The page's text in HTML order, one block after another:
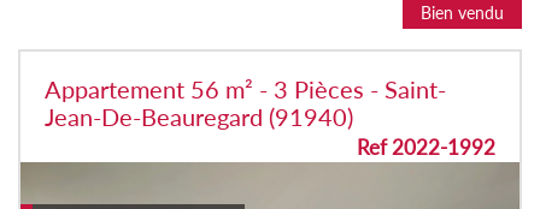
Bien vendu
Appartement 56 m² - 3 Pièces - Saint-
Jean-De-Beauregard (91940)
Ref 2022-1992